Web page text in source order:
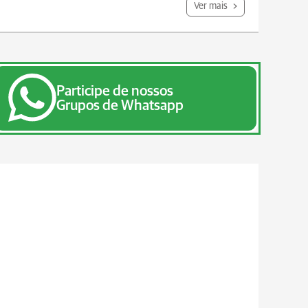
Ver mais
Participe de nossos
Grupos de Whatsapp